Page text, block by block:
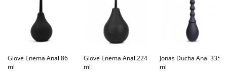
Glove Enema Anal 86
ml
Glove Enema Anal 224
ml
Jonas Ducha Anal 335
ml